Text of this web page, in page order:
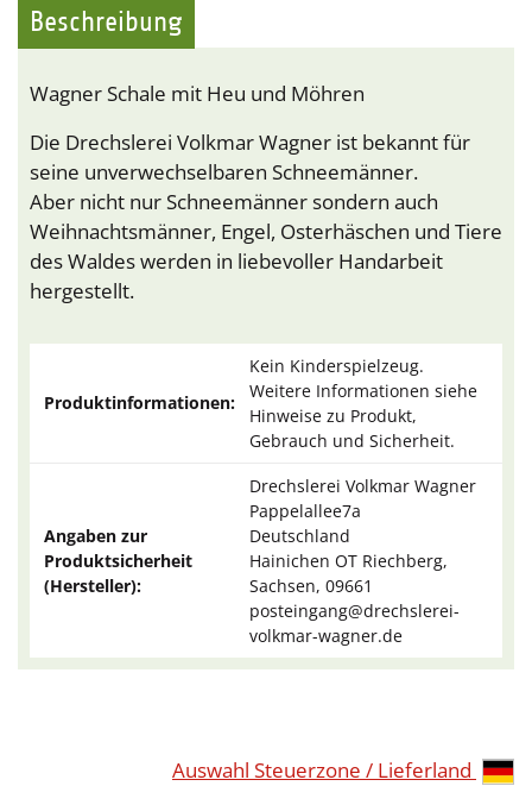
Beschreibung
Wagner Schale mit Heu und Möhren
Die Drechslerei Volkmar Wagner ist bekannt für
seine unverwechselbaren Schneemänner.
Aber nicht nur Schneemänner sondern auch
Weihnachtsmänner, Engel, Osterhäschen und Tiere
des Waldes werden in liebevoller Handarbeit
hergestellt.
Produktinformationen:
Kein Kinderspielzeug.
Weitere Informationen siehe
Hinweise zu Produkt,
Gebrauch und Sicherheit.
Angaben zur
Produktsicherheit
(Hersteller):
Drechslerei Volkmar Wagner
Pappelallee7a
Deutschland
Hainichen OT Riechberg,
Sachsen, 09661
posteingang@drechslerei-
volkmar-wagner.de
Auswahl Steuerzone / Lieferland